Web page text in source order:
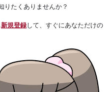
りたくありませんか？
新規登録して、すぐにあなただけの